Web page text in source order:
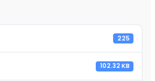
225
102.32 KB